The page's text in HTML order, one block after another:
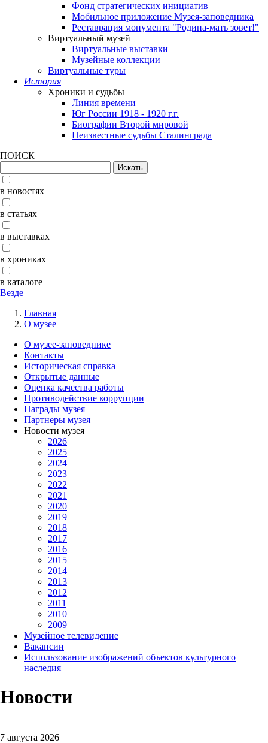
Фонд стратегических инициатив
Мобильное приложение Музея-заповедника
Реставрация монумента "Родина-мать зовет!"
Виртуальный музей
Виртуальные выставки
Музейные коллекции
Виртуальные туры
История
Хроники и судьбы
Линия времени
Юг России 1918 - 1920 г.г.
Биографии Второй мировой
Неизвестные судьбы Сталинграда
ПОИСК
в новостях
в статьях
в выставках
в хрониках
в каталоге
Везде
Главная
О музее
О музее-заповеднике
Контакты
Историческая справка
Открытые данные
Оценка качества работы
Противодействие коррупции
Награды музея
Партнеры музея
Новости музея
2026
2025
2024
2023
2022
2021
2020
2019
2018
2017
2016
2015
2014
2013
2012
2011
2010
2009
Музейное телевидение
Вакансии
Использование изображений объектов культурного
наследия
Новости
7 августа 2026